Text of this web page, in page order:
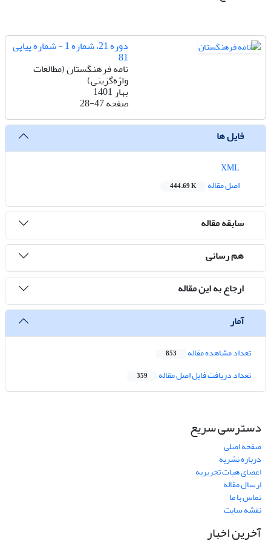
دوره 21، شماره 1 - شماره پیاپی
81
نامه فرهنگستان (مطالعات
واژه‌گزینی)
بهار 1401
صفحه28-47
فایل ها
اصل مقاله
444.69 K
سابقه مقاله
هم رسانی
ارجاع به این مقاله
آمار
تعداد مشاهده مقاله 853
تعداد دریافت فایل اصل مقاله 359
دسترسی سریع
صفحه اصلی
درباره نشریه
اعضای هیات تحریریه
ارسال مقاله
تماس با ما
نقشه سایت
آخرین اخبار